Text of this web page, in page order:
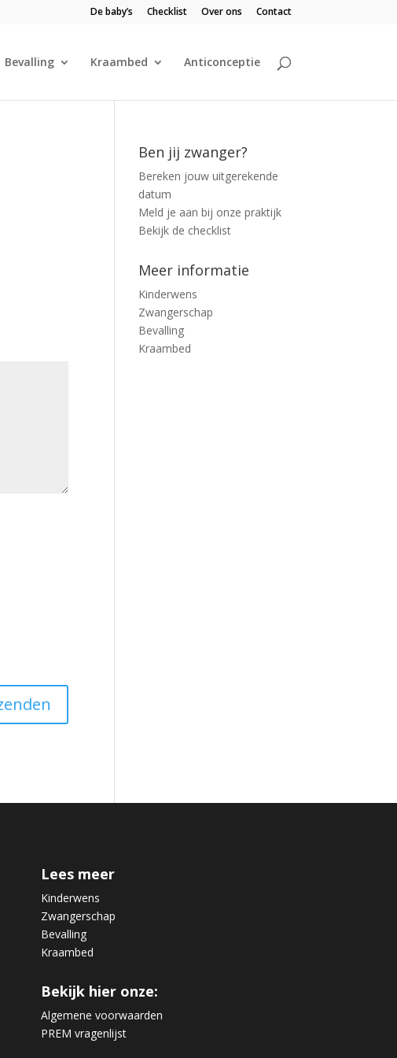
De baby’s Checklist Over ons Contact
Bevalling Kraambed Anticonceptie
Ben jij zwanger?
Bereken jouw uitgerekende
datum
Meld je aan bij onze praktijk
Bekijk de checklist
Meer informatie
Kinderwens
Zwangerschap
Bevalling
Kraambed
Lees meer
Kinderwens
Zwangerschap
Bevalling
Kraambed
Bekijk hier onze:
Algemene voorwaarden
PREM vragenlijst